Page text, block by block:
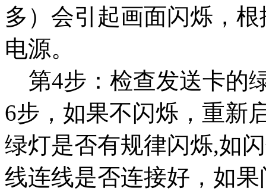
多）会引起画面闪烁，
电源。
第4步：检查发送卡的
6步，如果不闪烁，重新
绿灯是否有规律闪烁,如
线连线是否连接好，如